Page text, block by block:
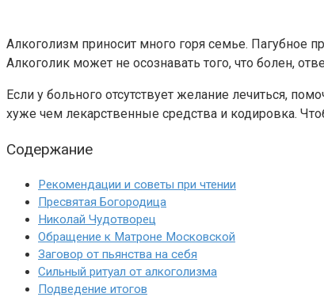
Алкоголизм приносит много горя семье. Пагубное
Алкоголик может не осознавать того, что болен,
Если у больного отсутствует желание лечиться,
хуже чем лекарственные средства и кодировка.
Содержание
Рекомендации и советы при чтении
Пресвятая Богородица
Николай Чудотворец
Обращение к Матроне Московской
Заговор от пьянства на себя
Сильный ритуал от алкоголизма
Подведение итогов